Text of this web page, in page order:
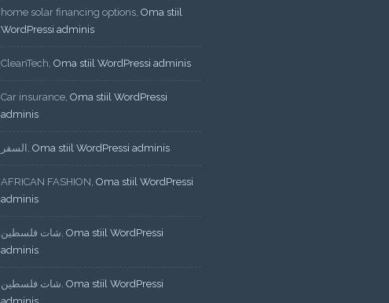
home solar financing options Oma stiil
WordPressi adminis
CleanTech Oma stiil WordPressi adminis
Car insurance Oma stiil WordPressi
adminis
السفر Oma stiil WordPressi adminis
AFRICAN FASHION Oma stiil WordPressi
adminis
شات فلسطين Oma stiil WordPressi
adminis
شات فلسطين Oma stiil WordPressi